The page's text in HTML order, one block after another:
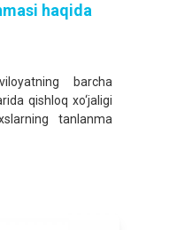
haqida
barcha
qishloq xo‘jaligi
tanlanma